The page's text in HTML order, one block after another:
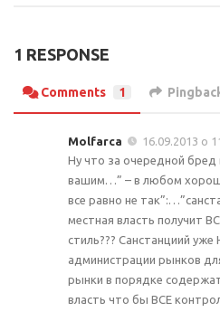
1 RESPONSE
Comments 1
Molfarca
16.09.2013 о
Ну что за очередной бред
вашим…” – в любом
все равно не
местная власть получит
стиль??? Санстанциий
администрации рынков
рынки в порядке
власть что бы ВСЕ